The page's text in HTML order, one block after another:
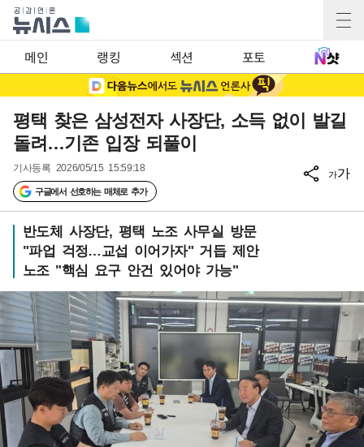
메인 랭킹 섹션 포토
평택 찾은 삼성전자 사장단, 소득 없이 발길
돌려…기존 입장 되풀이
기사등록 2026/05/15 15:59:18
구글에서 선호하는 매체로 추가
가가
반도체 사장단, 평택 노조 사무실 방문
"파업 걱정…교섭 이어가자" 거듭 제안
노조 "핵심 요구 안건 있어야 가능"